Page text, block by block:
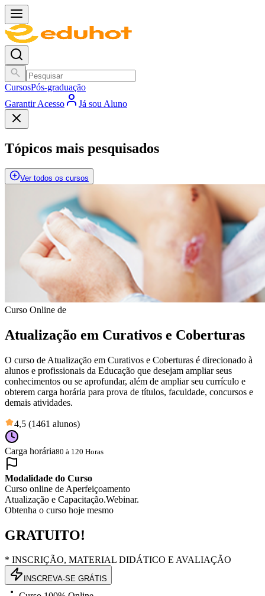
CursosPós-graduação
Garantir Acesso
Já sou Aluno
Tópicos mais pesquisados
Ver todos os cursos
Curso Online de
Atualização em Curativos e Coberturas
O curso de Atualização em Curativos e Coberturas é direcionado à
alunos e profissionais da Educação que desejam ampliar seus
conhecimentos ou se aprofundar, além de ampliar seu currículo e
obterem carga horária para prova de títulos, faculdade, concursos e
demais atividades.
4,5 (1461 alunos)
Carga horária80 à 120 Horas
Modalidade do Curso
Curso online de Aperfeiçoamento
Atualização e Capacitação.Webinar.
Obtenha o curso hoje mesmo
GRATUITO!
* INSCRIÇÃO, MATERIAL DIDÁTICO E AVALIAÇÃO
INSCREVA-SE GRÁTIS